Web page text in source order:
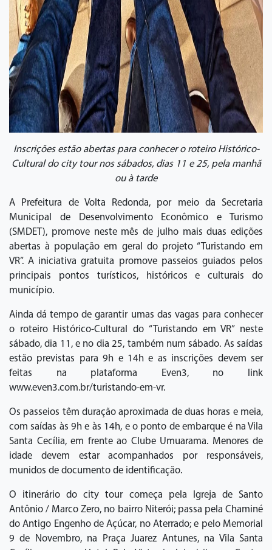
Inscrições estão abertas para conhecer o roteiro Histórico-
Cultural do city tour nos sábados, dias 11 e 25, pela manhã
ou à tarde
A Prefeitura de Volta Redonda, por meio da Secretaria
Municipal de Desenvolvimento Econômico e Turismo
(SMDET), promove neste mês de julho mais duas edições
abertas à população em geral do projeto “Turistando em
VR”. A iniciativa gratuita promove passeios guiados pelos
principais pontos turísticos, históricos e culturais do
município.
Ainda dá tempo de garantir umas das vagas para conhecer
o roteiro Histórico-Cultural do “Turistando em VR” neste
sábado, dia 11, e no dia 25, também num sábado. As saídas
estão previstas para 9h e 14h e as inscrições devem ser
feitas na plataforma Even3, no link
www.even3.com.br/turistando-em-vr.
Os passeios têm duração aproximada de duas horas e meia,
com saídas às 9h e às 14h, e o ponto de embarque é na Vila
Santa Cecília, em frente ao Clube Umuarama. Menores de
idade devem estar acompanhados por responsáveis,
munidos de documento de identificação.
O itinerário do city tour começa pela Igreja de Santo
Antônio / Marco Zero, no bairro Niterói; passa pela Chaminé
do Antigo Engenho de Açúcar, no Aterrado; e pelo Memorial
9 de Novembro, na Praça Juarez Antunes, na Vila Santa